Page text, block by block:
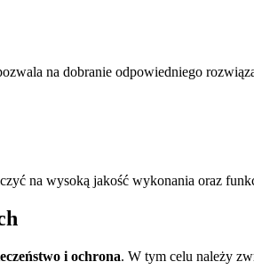
na dobranie odpowiedniego
na wysoką jakość wykonania oraz
i ochrona. W tym celu należy